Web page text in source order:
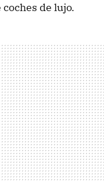
de lujo.